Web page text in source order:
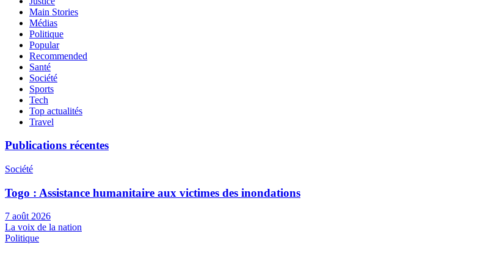
Main Stories
Médias
Politique
Popular
Recommended
Santé
Société
Sports
Tech
Top actualités
Travel
Publications récentes
Société
Togo : Assistance humanitaire aux victimes des inondations
7 août 2026
La voix de la nation
Politique